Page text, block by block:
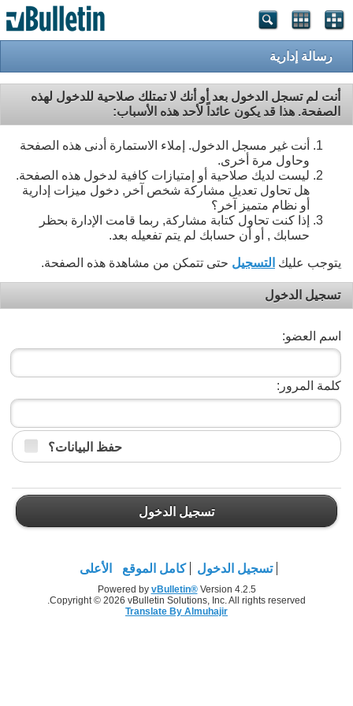
رسالة إدارية
أنت لم تسجل الدخول بعد أو أنك لا تمتلك صلاحية للدخول لهذه
الصفحة. هذا قد يكون عائداً لأحد هذه الأسباب:
أنت غير مسجل الدخول. إملاء الاستمارة أدنى هذه الصفحة
وحاول مرة أخرى.
ليست لديك صلاحية أو إمتيازات كافية لدخول هذه الصفحة.
هل تحاول تعديل مشاركة شخص آخر, دخول ميزات إدارية
أو نظام متميز آخر؟
إذا كنت تحاول كتابة مشاركة, ربما قامت الإدارة بحظر
حسابك , أو أن حسابك لم يتم تفعيله بعد.
يتوجب عليك التسجيل حتى تتمكن من مشاهدة هذه الصفحة.
تسجيل الدخول
اسم العضو:
كلمة المرور:
حفظ البيانات؟
تسجيل الدخول
تسجيل الدخول كامل الموقع الأعلى
Powered by vBulletin®Version 4.2.5
Copyright © 2026 vBulletin Solutions, Inc. All rights reserved.
Translate By Almuhajir